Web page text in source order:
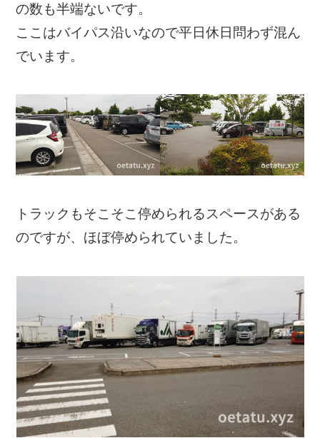
の数も半端ないです。
ここはバイパス沿いなので平日休日問わず混ん
でいます。
トラックもそこそこ停められるスペースがある
のですが、ほぼ停められていました。